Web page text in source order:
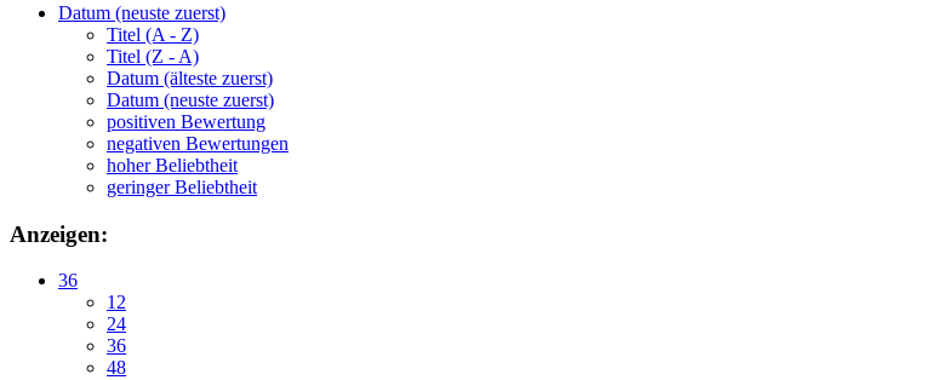
Datum (neuste zuerst)
Titel (A - Z)
Titel (Z - A)
Datum (älteste zuerst)
Datum (neuste zuerst)
positiven Bewertung
negativen Bewertungen
hoher Beliebtheit
geringer Beliebtheit
Anzeigen:
36
12
24
36
48